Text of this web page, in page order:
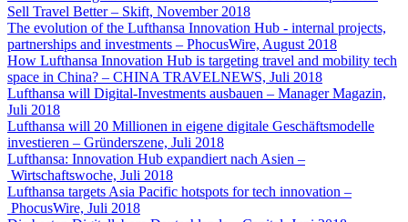
Sell Travel Better – Skift, November 2018
The evolution of the Lufthansa Innovation Hub - internal projects,
partnerships and investments – PhocusWire, August 2018
How Lufthansa Innovation Hub is targeting travel and mobility tech
space in China? – CHINA TRAVELNEWS, Juli 2018
Lufthansa will Digital-Investments ausbauen – Manager Magazin,
Juli 2018
Lufthansa will 20 Millionen in eigene digitale Geschäftsmodelle
investieren – Gründerszene, Juli 2018
Lufthansa: Innovation Hub expandiert nach Asien –
Wirtschaftswoche, Juli 2018
Lufthansa targets Asia Pacific hotspots for tech innovation –
PhocusWire, Juli 2018